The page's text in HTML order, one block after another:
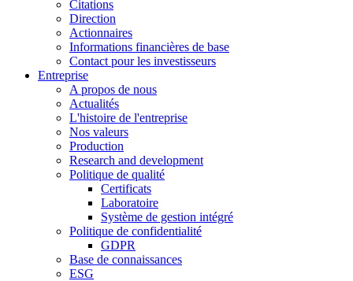
Citations
Direction
Actionnaires
Informations financières de base
Contact pour les investisseurs
Entreprise
A propos de nous
Actualités
L'histoire de l'entreprise
Nos valeurs
Production
Research and development
Politique de qualité
Certificats
Laboratoire
Système de gestion intégré
Politique de confidentialité
GDPR
Base de connaissances
ESG